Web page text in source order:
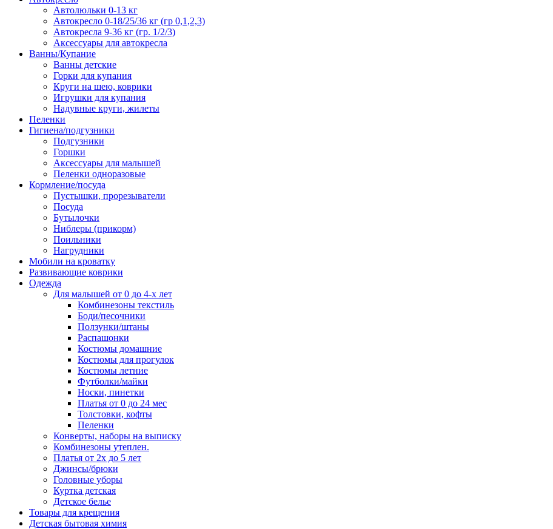
Автолюльки 0-13 кг
Автокресло 0-18/25/36 кг (гр 0,1,2,3)
Автокресла 9-36 кг (гр. 1/2/3)
Аксессуары для автокресла
Ванны/Купание
Ванны детские
Горки для купания
Круги на шею, коврики
Игрушки для купания
Надувные круги, жилеты
Пеленки
Гигиена/подгузники
Подгузники
Горшки
Аксессуары для малышей
Пеленки одноразовые
Кормление/посуда
Пустышки, прорезыватели
Посуда
Бутылочки
Ниблеры (прикорм)
Поильники
Нагрудники
Мобили на кроватку
Развивающие коврики
Одежда
Для малышей от 0 до 4-х лет
Комбинезоны текстиль
Боди/песочники
Ползунки/штаны
Распашонки
Костюмы домашние
Костюмы для прогулок
Костюмы летние
Футболки/майки
Носки, пинетки
Платья от 0 до 24 мес
Толстовки, кофты
Пеленки
Конверты, наборы на выписку
Комбинезоны утеплен.
Платья от 2х до 5 лет
Джинсы/брюки
Головные уборы
Куртка детская
Детское белье
Товары для крещения
Детская бытовая химия